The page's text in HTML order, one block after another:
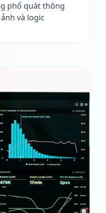
phổ quát thông
và logic